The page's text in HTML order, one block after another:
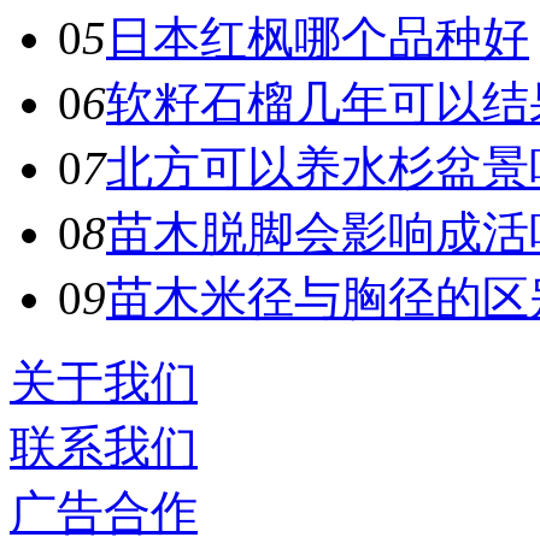
05 日本红枫哪个品种好
06软籽石榴几年可以结
07北方可以养水杉盆景
08苗木脱脚会影响成活
09苗木米径与胸径的区
关于我们
联系我们
广告合作